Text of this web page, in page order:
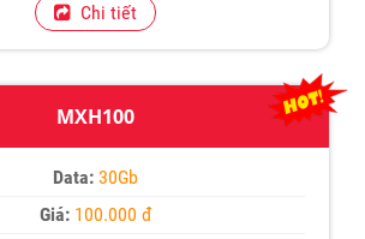
Chi tiết
MXH100
Data: 30Gb
Giá: 100.000 đ